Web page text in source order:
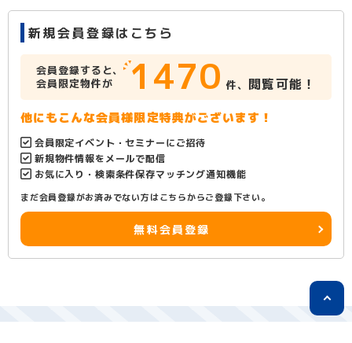
新規会員登録はこちら
会員登録すると、
会員限定物件が
1470 件、 閲覧可能！
他にもこんな会員様限定特典がございます！
会員限定イベント・セミナーにご招待
新規物件情報をメールで配信
お気に入り・検索条件保存マッチング通知機能
まだ会員登録がお済みでない方はこちらからご登録下さい。
無料会員登録